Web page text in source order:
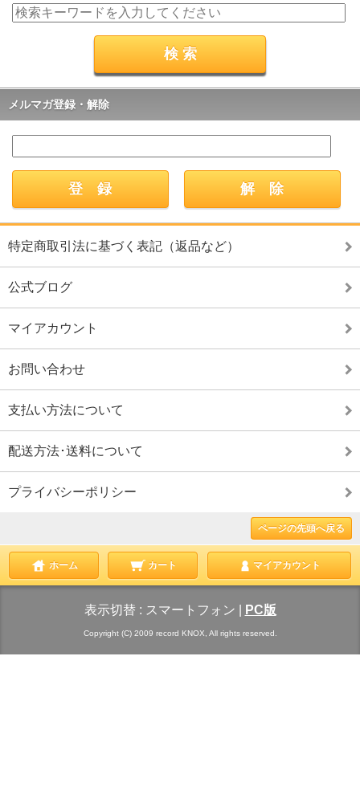
メルマガ登録・解除
特定商取引法に基づく表記（返品など）
公式ブログ
マイアカウント
お問い合わせ
支払い方法について
配送方法･送料について
プライバシーポリシー
ページの先頭へ戻る
ホーム カート マイアカウント
表示切替 : スマートフォン PC版
Copyright (C) 2009 record KNOX, All rights reserved.